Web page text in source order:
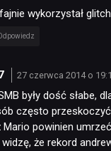
wykorzystał
27 czerwca 2014 o
były dość słabe,
często
powinien
że rekord